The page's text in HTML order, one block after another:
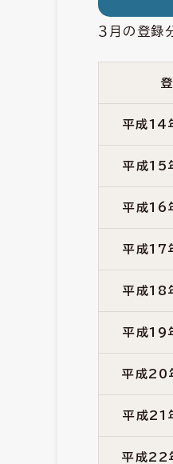
３月の登録
平成14
平成15
平成16
平成17
平成18
平成19
平成20
平成21
平成22